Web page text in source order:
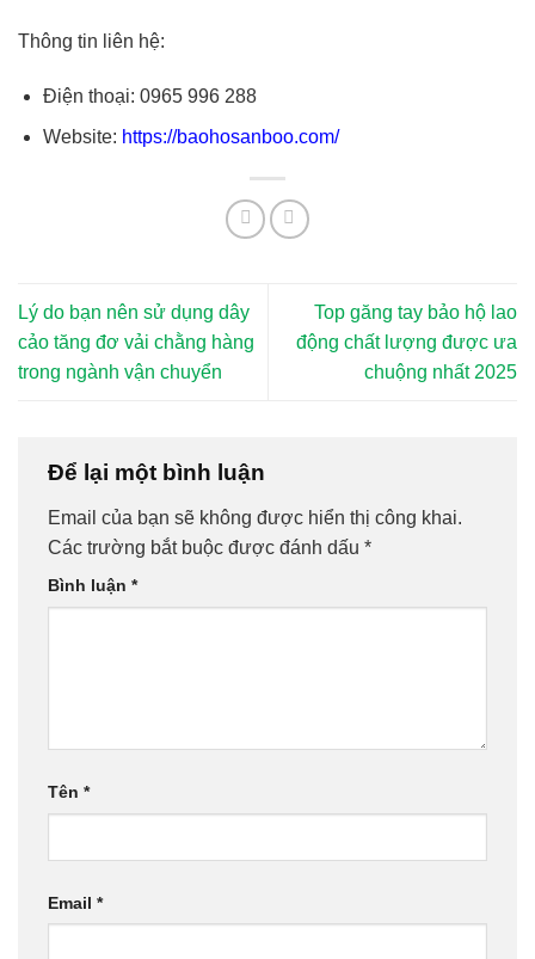
Thông tin liên hệ:
Điện thoại: 0965 996 288
Website: https://baohosanboo.com/
Lý do bạn nên sử dụng dây
cảo tăng đơ vải chằng hàng
trong ngành vận chuyển
Top găng tay bảo hộ lao
động chất lượng được ưa
chuộng nhất 2025
Để lại một bình luận
Email của bạn sẽ không được hiển thị công khai.
Các trường bắt buộc được đánh dấu *
Bình luận *
Tên *
Email *